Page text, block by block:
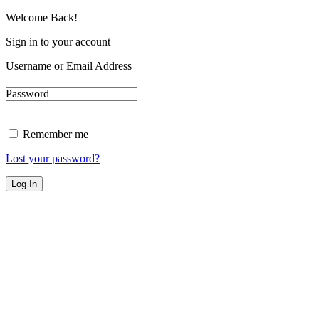
Welcome Back!
Sign in to your account
Username or Email Address
Password
Remember me
Lost your password?